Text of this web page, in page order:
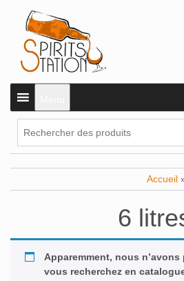
Accueil
6
Apparemment, nous
vous recherchez en